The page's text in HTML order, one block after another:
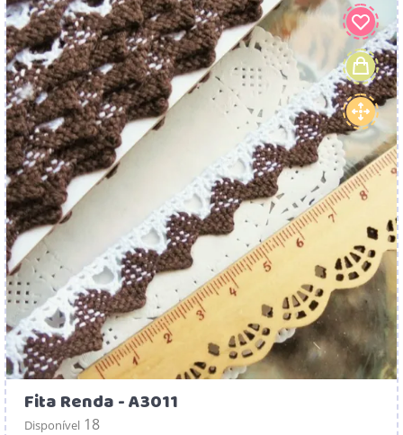
Fita Renda - A3011
Disponível 18